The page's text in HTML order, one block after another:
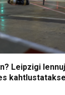
Leipzigi